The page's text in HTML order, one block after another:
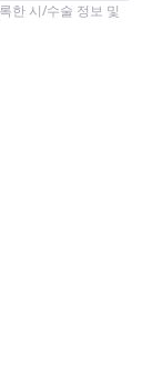
한 시/수술 정보 및